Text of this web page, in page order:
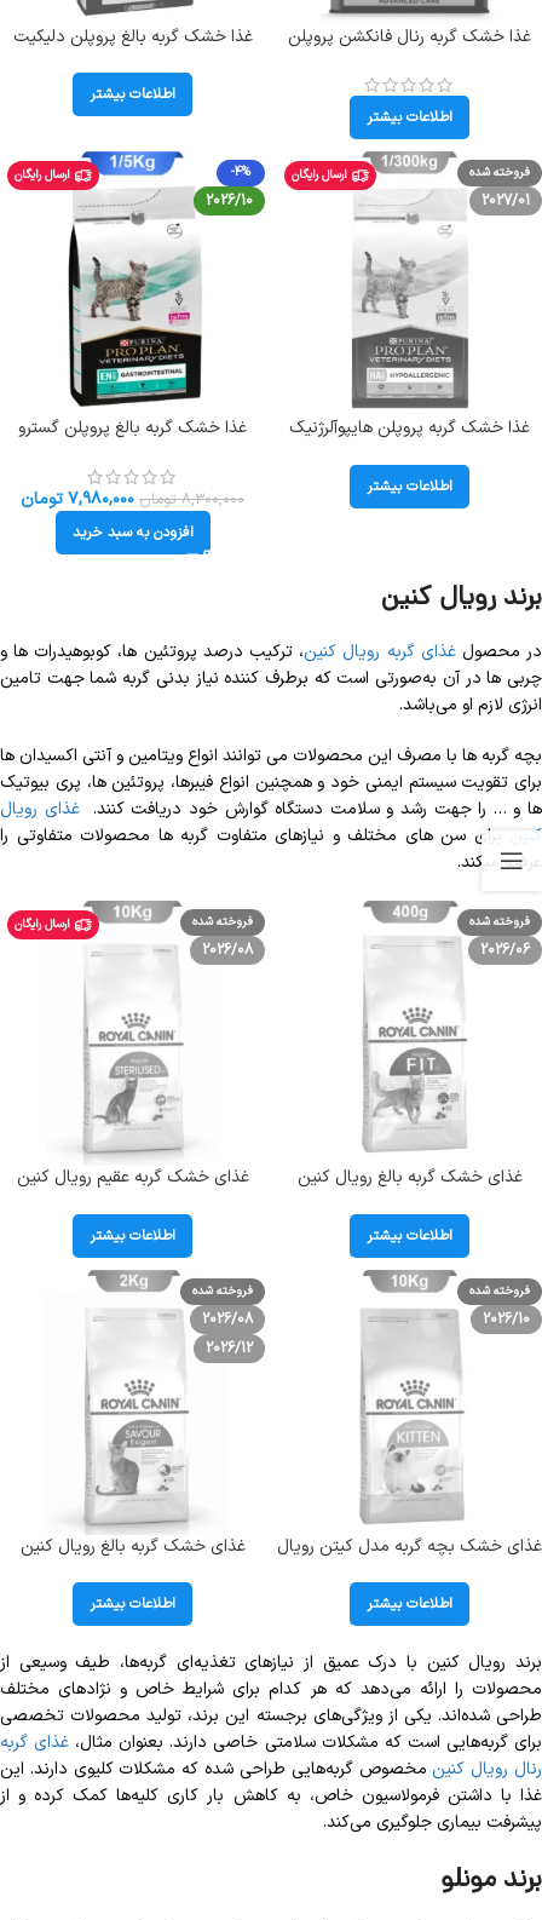
غذا خشک گربه رنال فانکشن پروپلن
ProPlan Renal Cat
اطلاعات بیشتر
غذا خشک گربه بالغ پروپلن دلیکیت
اطلاعات بیشتر
فروخته شده
2027/01
ارسال رایگان
غذا خشک گربه پروپلن هایپوآلرژنیک
ProPlan Hypoallergenic Cat
اطلاعات بیشتر
-4%
2026/10
ارسال رایگان
غذا خشک گربه بالغ پروپلن گسترو
EN Gastrointestinal
۸,۳۰۰,۰۰۰ تومان ۷,۹۸۰,۰۰۰تومان
افزودن به سبد خرید
برند رویال کنین
در محصولغذای گربه رویال کنین، ترکیب درصد پروتئین ها، کوبوهیدرات ها و
چربی ها در آن به‌صورتی است که برطرف کننده نیاز بدنی گربه شما جهت تامین
انرژی لازم او می‌باشد.
بچه گربه ها با مصرف این محصولات می توانند انواع ویتامین و آنتی اکسیدان ها
برای تقویت سیستم ایمنی خود و همچنین انواع فیبرها، پروتئین ها، پری بیوتیک
ها و … را جهت رشد و سلامت دستگاه گوارش خود دریافت کنند.غذای رویال
کنین
برای سن های مختلف و نیازهای متفاوت گربه ها محصولات متفاوتی را
عرضه میکند.
فروخته شده
2026/06
غذای خشک گربه بالغ رویال کنین
Canin Adult Cat Regular Fit
اطلاعات بیشتر
فروخته شده
2026/08
ارسال رایگان
غذای خشک گربه عقیم رویال کنین
کیلوگرم Royal Canin Sterilised
اطلاعات بیشتر
فروخته شده
2026/10
غذای خشک بچه گربه مدل کیتن رویال
Canin Kitten
اطلاعات بیشتر
فروخته شده
2026/08
2026/12
غذای خشک گربه بالغ رویال کنین
کیلوگرم Royal Canin Savour
Exigent
اطلاعات بیشتر
برند رویال کنین با درک عمیق از نیازهای تغذیه‌ای گربه‌ها، طیف وسیعی از
محصولات را ارائه می‌دهد که هر کدام برای شرایط خاص و نژادهای مختلف
طراحی شده‌اند. یکی از ویژگی‌های برجسته این برند، تولید محصولات تخصصی
برای گربه‌هایی است که مشکلات سلامتی خاصی دارند. بعنوان مثال، غذای گربه
رنال رویال کنین مخصوص گربه‌هایی طراحی شده که مشکلات کلیوی دارند. این
غذا با داشتن فرمولاسیون خاص، به کاهش بار کاری کلیه‌ها کمک کرده و از
پیشرفت بیماری جلوگیری می‌کند.
برند مونلو